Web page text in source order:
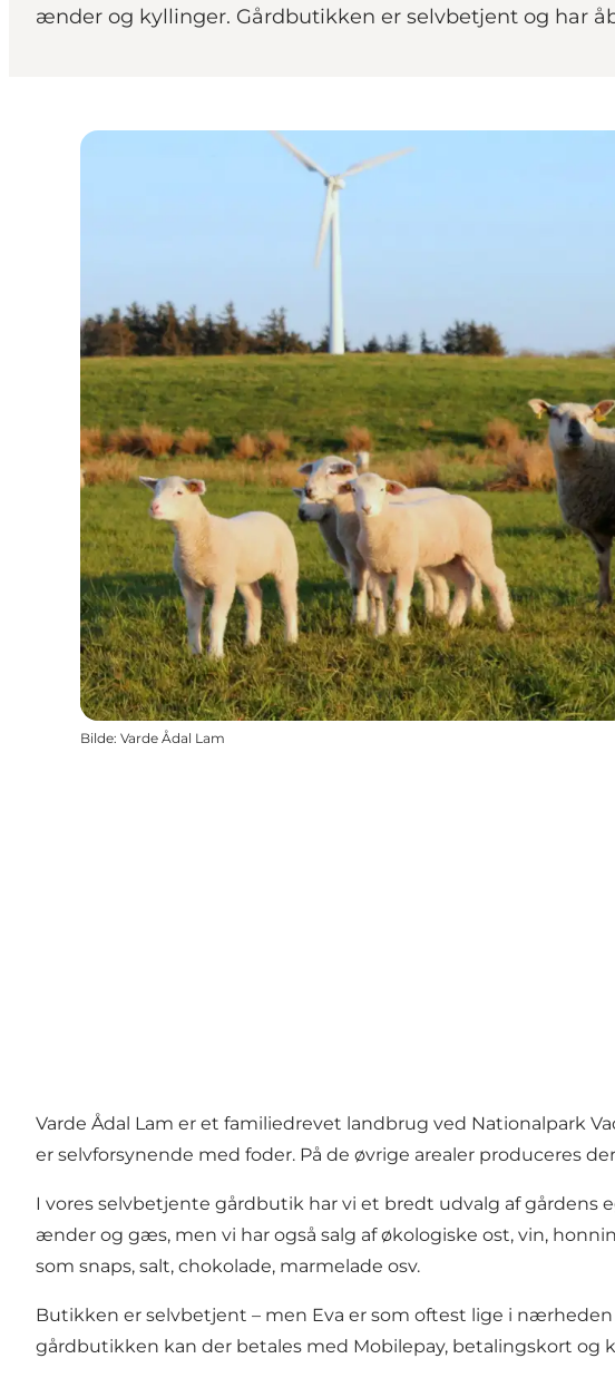
ænder og kyllinger. Gårdbutikken er selvbetjent og har
Bilde: Varde Ådal Lam
Varde Ådal Lam er et familiedrevet landbrug ved Nationalpark
er selvforsynende med foder. På de øvrige arealer produceres
I vores selvbetjente gårdbutik har vi et bredt udvalg af gårdens
ænder og gæs, men vi har også salg af økologiske ost, vin,
som snaps, salt, chokolade, marmelade osv.
Butikken er selvbetjent – men Eva er som oftest lige i
gårdbutikken kan der betales med Mobilepay, betalingskort og